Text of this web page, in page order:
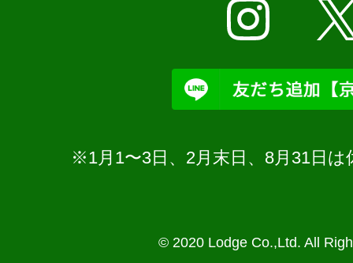
※1月1〜3日、2月末日、8月31日
© 2020 Lodge Co.,Ltd. All